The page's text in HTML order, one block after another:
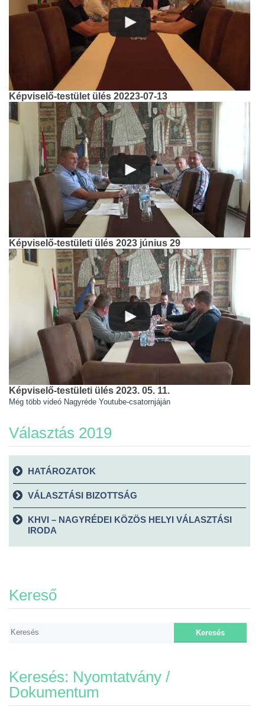
Képviselő-testület ülés 20223-07-13
Képviselő-testületi ülés 2023 június 29
Képviselő-testületi ülés 2023. 05. 11.
Még több videó Nagyréde Youtube-csatornjáján
Választás 2019
HATÁROZATOK
VÁLASZTÁSI BIZOTTSÁG
KHVI – NAGYRÉDEI KÖZÖS HELYI VÁLASZTÁSI
IRODA
Kereső
Keresés: Nyomtatvány /
Dokumentum